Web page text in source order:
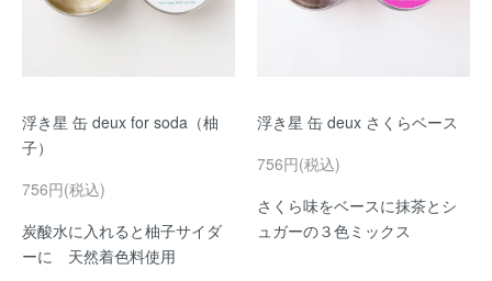
浮き星 缶 deux for soda（柚
子）
756円(税込)
炭酸水に入れると柚子サイダ
ーに 天然着色料使用
浮き星 缶 deux さくらベース
756円(税込)
さくら味をベースに抹茶とシ
ュガーの３色ミックス